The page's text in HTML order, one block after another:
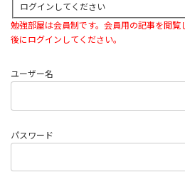
ログインしてください
勉強部屋は会員制です。会員用の記事を閲覧
後にログインしてください。
ユーザー名
パスワード